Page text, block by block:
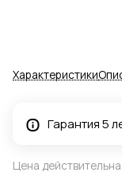
Характеристики
Гарантия 5
Цена